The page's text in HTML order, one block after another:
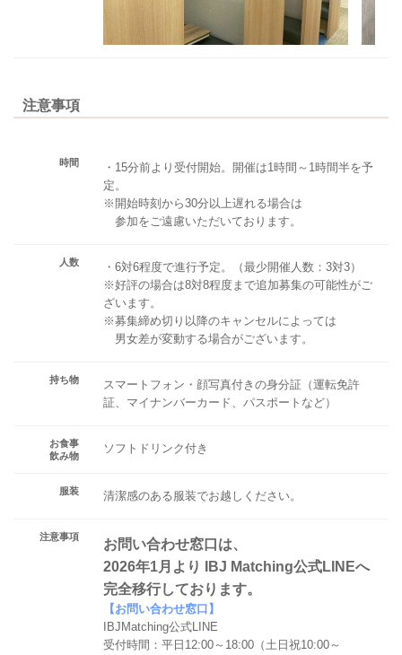
注意事項
時間
・15分前より受付開始。開催は1時間～1時間半を予
定。
※開始時刻から30分以上遅れる場合は
参加をご遠慮いただいております。
人数
・6対6程度で進行予定。（最少開催人数：3対3）
※好評の場合は8対8程度まで追加募集の可能性がご
ざいます。
※募集締め切り以降のキャンセルによっては
男女差が変動する場合がございます。
持ち物
スマートフォン・顔写真付きの身分証（運転免許
証、マイナンバーカード、パスポートなど）
お食事
飲み物
ソフトドリンク付き
服装 清潔感のある服装でお越しください。
注意事項
お問い合わせ窓口は、
2026年1月より IBJ Matching公式LINEへ
完全移行しております。
【お問い合わせ窓口】
IBJMatching公式LINE
受付時間：平日12:00～18:00（土日祝10:00～